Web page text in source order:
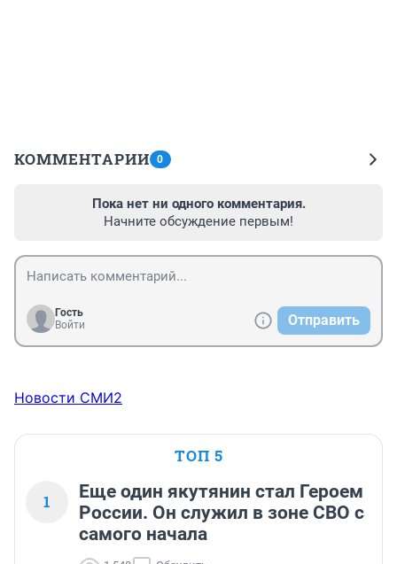
КОММЕНТАРИИ 0
Пока нет ни одного комментария.
Начните обсуждение первым!
Гость
Войти
Отправить
Новости СМИ2
ТОП 5
1
Еще один якутянин стал Героем
России. Он служил в зоне СВО с
самого начала